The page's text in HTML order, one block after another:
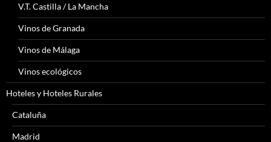
V.T. Castilla / La Mancha
Vinos de Granada
Vinos de Málaga
Vinos ecológicos
Hoteles y Hoteles Rurales
Cataluña
Madrid